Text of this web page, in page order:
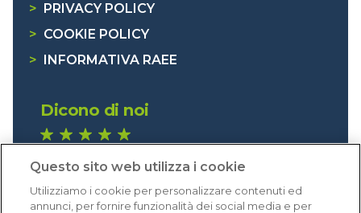
>
PRIVACY POLICY
> COOKIE POLICY
>
INFORMATIVA RAEE
Dicono di noi
Eccellente (4,8)
Acquisti verificati
Questo sito web utilizza i cookie
Utilizziamo i cookie per personalizzare contenuti ed
annunci, per fornire funzionalità dei social media e per